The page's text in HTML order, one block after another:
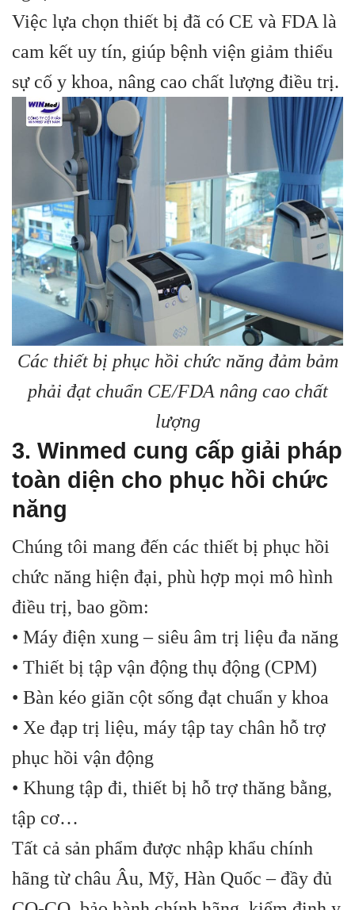
Việc lựa chọn thiết bị đã có CE và FDA là
cam kết uy tín, giúp bệnh viện giảm thiểu
sự cố y khoa, nâng cao chất lượng điều trị.
Các thiết bị phục hồi chức năng đảm bảm
phải đạt chuẩn CE/FDA nâng cao chất
lượng
3. Winmed cung cấp giải pháp
toàn diện cho phục hồi chức
năng
Chúng tôi mang đến các thiết bị phục hồi
chức năng hiện đại, phù hợp mọi mô hình
điều trị, bao gồm:
• Máy điện xung – siêu âm trị liệu đa năng
• Thiết bị tập vận động thụ động (CPM)
• Bàn kéo giãn cột sống đạt chuẩn y khoa
• Xe đạp trị liệu, máy tập tay chân hỗ trợ
phục hồi vận động
• Khung tập đi, thiết bị hỗ trợ thăng bằng,
tập cơ…
Tất cả sản phẩm được nhập khẩu chính
hãng từ châu Âu, Mỹ, Hàn Quốc – đầy đủ